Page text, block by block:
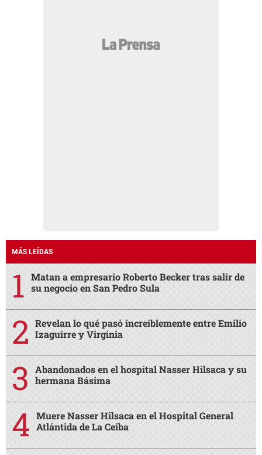
MÁS LEÍDAS
Matan a empresario Roberto Becker tras salir de
su negocio en San Pedro Sula
Revelan lo qué pasó increíblemente entre Emilio
Izaguirre y Virginia
Abandonados en el hospital Nasser Hilsaca y su
hermana Básima
Muere Nasser Hilsaca en el Hospital General
Atlántida de La Ceiba